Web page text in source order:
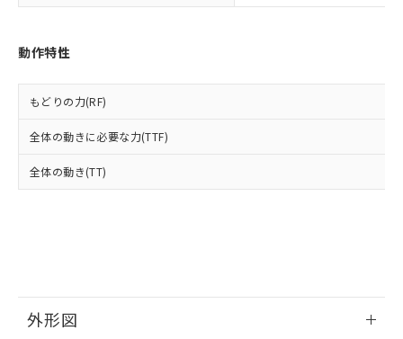
動作特性
もどりの力(RF)
全体の動きに必要な力(TTF)
全体の動き(TT)
外形図
EU RoHS指令（10物質）の非含有証明書
ものではありません。
また、RoHS指令のフタル酸エステル類４
荷製品に未対応品が混在することから備考
既に当社にて対応品への在庫切替を完了